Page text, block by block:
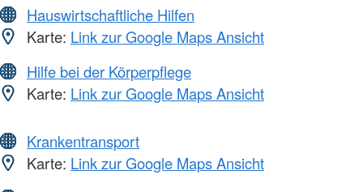
Hauswirtschaftliche Hilfen
Karte: Link zur Google Maps Ansicht
Hilfe bei der Körperpflege
Karte: Link zur Google Maps Ansicht
Krankentransport
Karte: Link zur Google Maps Ansicht